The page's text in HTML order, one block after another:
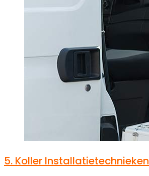
5. Koller Installatietechnieken